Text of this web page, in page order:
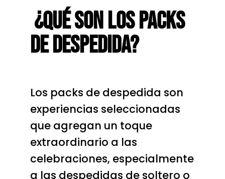
¿Qué Son Los Packs
De Despedida?
Los packs de despedida son
experiencias seleccionadas
que agregan un toque
extraordinario a las
celebraciones, especialmente
a las despedidas de soltero o